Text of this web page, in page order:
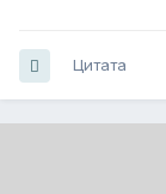
Цитата